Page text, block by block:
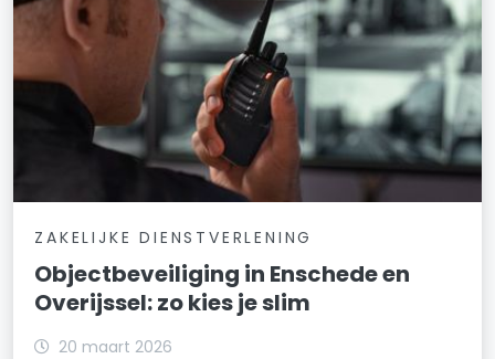
ZAKELIJKE DIENSTVERLENING
Objectbeveiliging in Enschede en
Overijssel: zo kies je slim
20 maart 2026